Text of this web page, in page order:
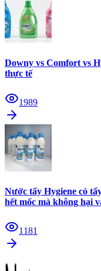
Downy vs Comfort vs
thực tế
1989
Nước tẩy Hygiene có
hết mốc mà không hại
1181